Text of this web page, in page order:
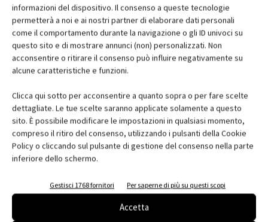
informazioni del dispositivo. Il consenso a queste tecnologie
permetterà a noi e ai nostri partner di elaborare dati personali
come il comportamento durante la navigazione o gli ID univoci su
questo sito e di mostrare annunci (non) personalizzati. Non
acconsentire o ritirare il consenso può influire negativamente su
alcune caratteristiche e funzioni.
Clicca qui sotto per acconsentire a quanto sopra o per fare scelte
dettagliate. Le tue scelte saranno applicate solamente a questo
sito. È possibile modificare le impostazioni in qualsiasi momento,
compreso il ritiro del consenso, utilizzando i pulsanti della Cookie
Policy o cliccando sul pulsante di gestione del consenso nella parte
inferiore dello schermo.
Gestisci 1768 fornitori Per saperne di più su questi scopi
Accetta